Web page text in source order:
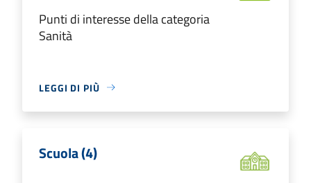
Punti di interesse della categoria
Sanità
LEGGI DI PIÙ
Scuola (4)